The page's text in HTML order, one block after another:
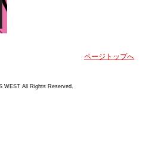
ページトップへ
WEST All Rights Reserved.